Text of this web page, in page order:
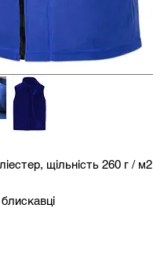
щільність 260 г / м2